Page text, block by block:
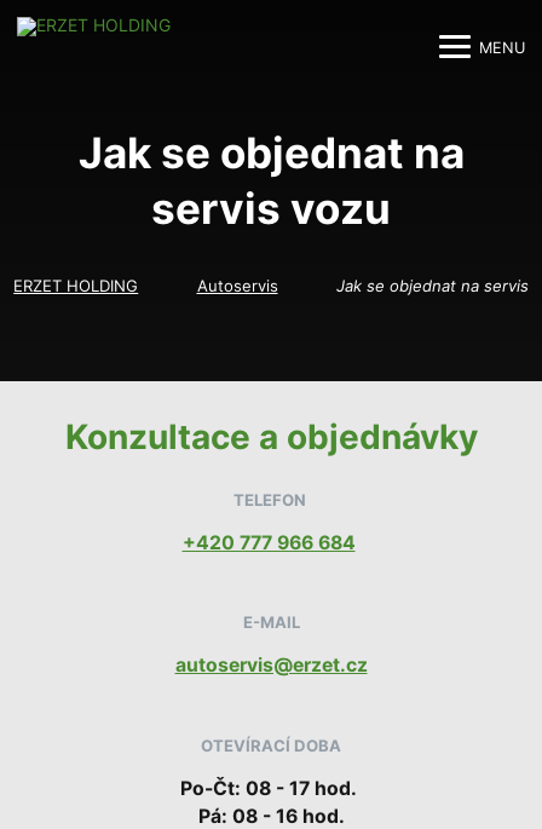
MENU
Jak se objednat na
servis vozu
ERZET HOLDING Autoservis Jak se objednat na servis
Konzultace a objednávky
TELEFON
+420 777 966 684
E-MAIL
autoservis@erzet.cz
OTEVÍRACÍ DOBA
Po-Čt: 08 - 17 hod.
Pá: 08 - 16 hod.